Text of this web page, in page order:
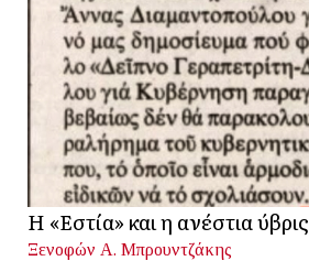
Η «Εστία» και η ανέστια ύβρις
Ξενοφών Α. Μπρουντζάκης